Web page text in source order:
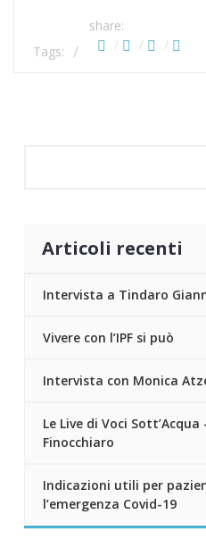
Tags:
share:
Articoli recenti
Intervista a Tindaro
Vivere con l’IPF si può
Intervista con Monica
Le Live di Voci
Finocchiaro
Indicazioni utili per
l’emergenza Covid-19